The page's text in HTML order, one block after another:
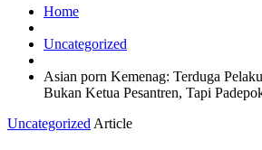
Home
Uncategorized
Asian porn Kemenag: Terduga
Bukan Ketua Pesantren, Tapi
Uncategorized Article